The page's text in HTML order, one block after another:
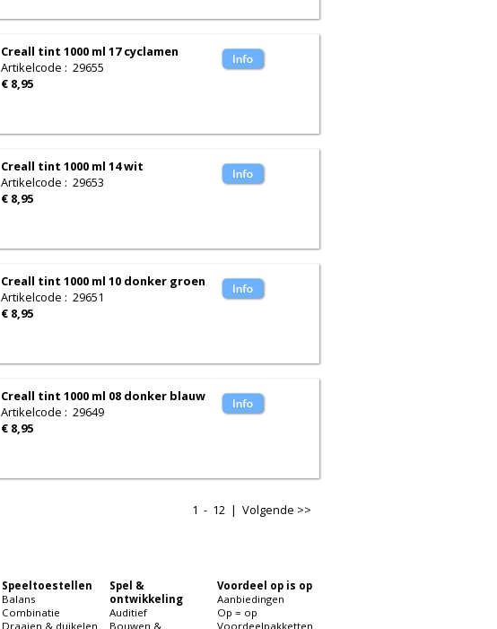
Creall tint 1000 ml 17 cyclamen
Artikelcode : 29655
€ 8,95
Creall tint 1000 ml 14 wit
Artikelcode : 29653
€ 8,95
Creall tint 1000 ml 10 donker groen
Artikelcode : 29651
€ 8,95
Creall tint 1000 ml 08 donker blauw
Artikelcode : 29649
€ 8,95
1 - 12 | Volgende >>
Speeltoestellen
Balans
Combinatie
Draaien & duikelen
Spel &
ontwikkeling
Auditief
Bouwen &
Voordeel op is op
Aanbiedingen
Op = op
Voordeelpakketten